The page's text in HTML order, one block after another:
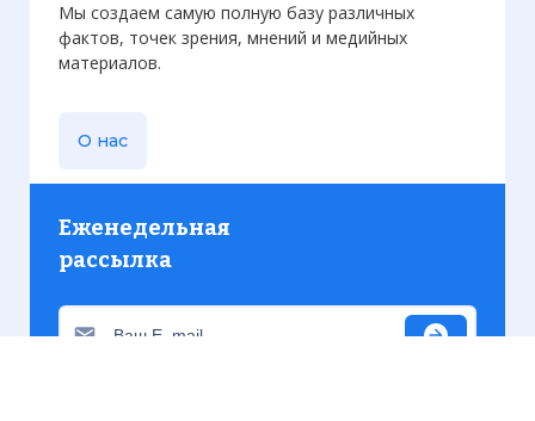
Мы создаем самую полную базу различных
фактов, точек зрения, мнений и медийных
материалов.
О нас
Еженедельная
рассылка